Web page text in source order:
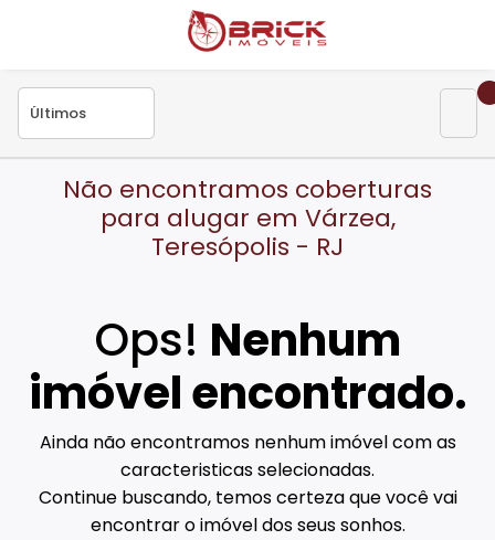
Não encontramos coberturas
para alugar em Várzea,
Teresópolis - RJ
Ops! Nenhum
imóvel encontrado.
Ainda não encontramos nenhum imóvel com as
caracteristicas selecionadas.
Continue buscando, temos certeza que você vai
encontrar o imóvel dos seus sonhos.